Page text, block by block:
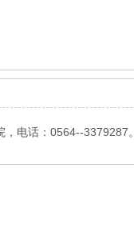
电话：0564--3379287。